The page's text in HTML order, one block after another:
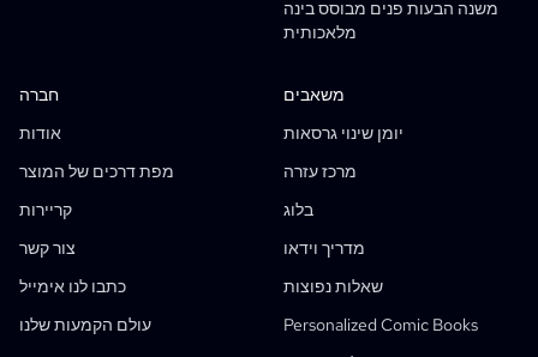
משנה הבעות פנים מבוסס בינה
מלאכותית
חברה
אודות
מפת דרכים של המוצר
קריירות
צור קשר
כתבו לנו אימייל
עולם הקמעות שלנו
משאבים
יומן שינוי גרסאות
מרכז עזרה
בלוג
מדריך וידאו
שאלות נפוצות
Personalized Comic Books
העברת סגנון תמונה בינה מלאכותית
מחולל פוזות בינה מלאכותית
יוצר דמויות בינה מלאכותית
מחולל אנימה מבוסס בינה מלאכותית
יוצר ספרי סיפורים לילדים